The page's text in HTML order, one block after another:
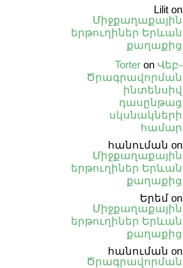
Lilit on
Միջքաղաքային
երթուղիներ Երևան
քաղաքից
Torter on Վեբ֊
Ծրագրավորման
ինտենսիվ
դասընթաց
սկսնակների
համար
հանուման on
Միջքաղաքային
երթուղիներ Երևան
քաղաքից
Երեմ on
Միջքաղաքային
երթուղիներ Երևան
քաղաքից
հանուման on
Ծրագրավորման